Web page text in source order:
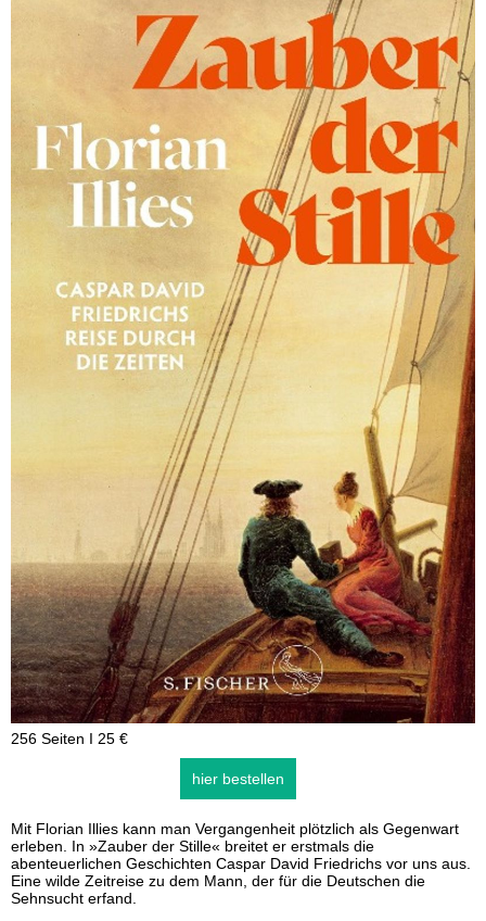
256 Seiten I 25 €
hier bestellen
Mit Florian Illies kann man Vergangenheit plötzlich als Gegenwart
erleben. In »Zauber der Stille« breitet er erstmals die
abenteuerlichen Geschichten Caspar David Friedrichs vor uns aus.
Eine wilde Zeitreise zu dem Mann, der für die Deutschen die
Sehnsucht erfand.